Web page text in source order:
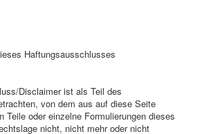
Haftungsausschlusses
Disclaimer ist als Teil des
von dem aus auf diese Seite
Teile oder einzelne Formulierungen dieses
nicht, nicht mehr oder nicht